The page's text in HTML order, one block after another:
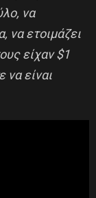
να
να ετοιμάζει
είχαν $1
να είναι